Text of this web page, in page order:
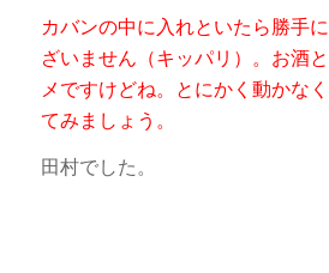
カバンの中に入れといたら勝手
ざいません（キッパリ）。お酒
メですけどね。とにかく動かな
てみましょう。
田村でした。